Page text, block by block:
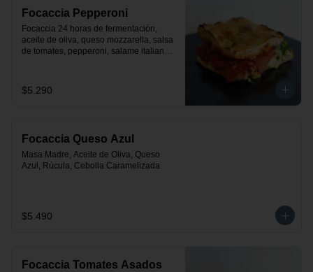
Focaccia Pepperoni
Focaccia 24 horas de fermentación,
aceite de oliva, queso mozzarella, salsa
de tomates, pepperoni, salame italiano y
$5.290
Focaccia Queso Azul
Masa Madre, Aceite de Oliva, Queso
Azul, Rúcula, Cebolla Caramelizada
$5.490
Focaccia Tomates Asados